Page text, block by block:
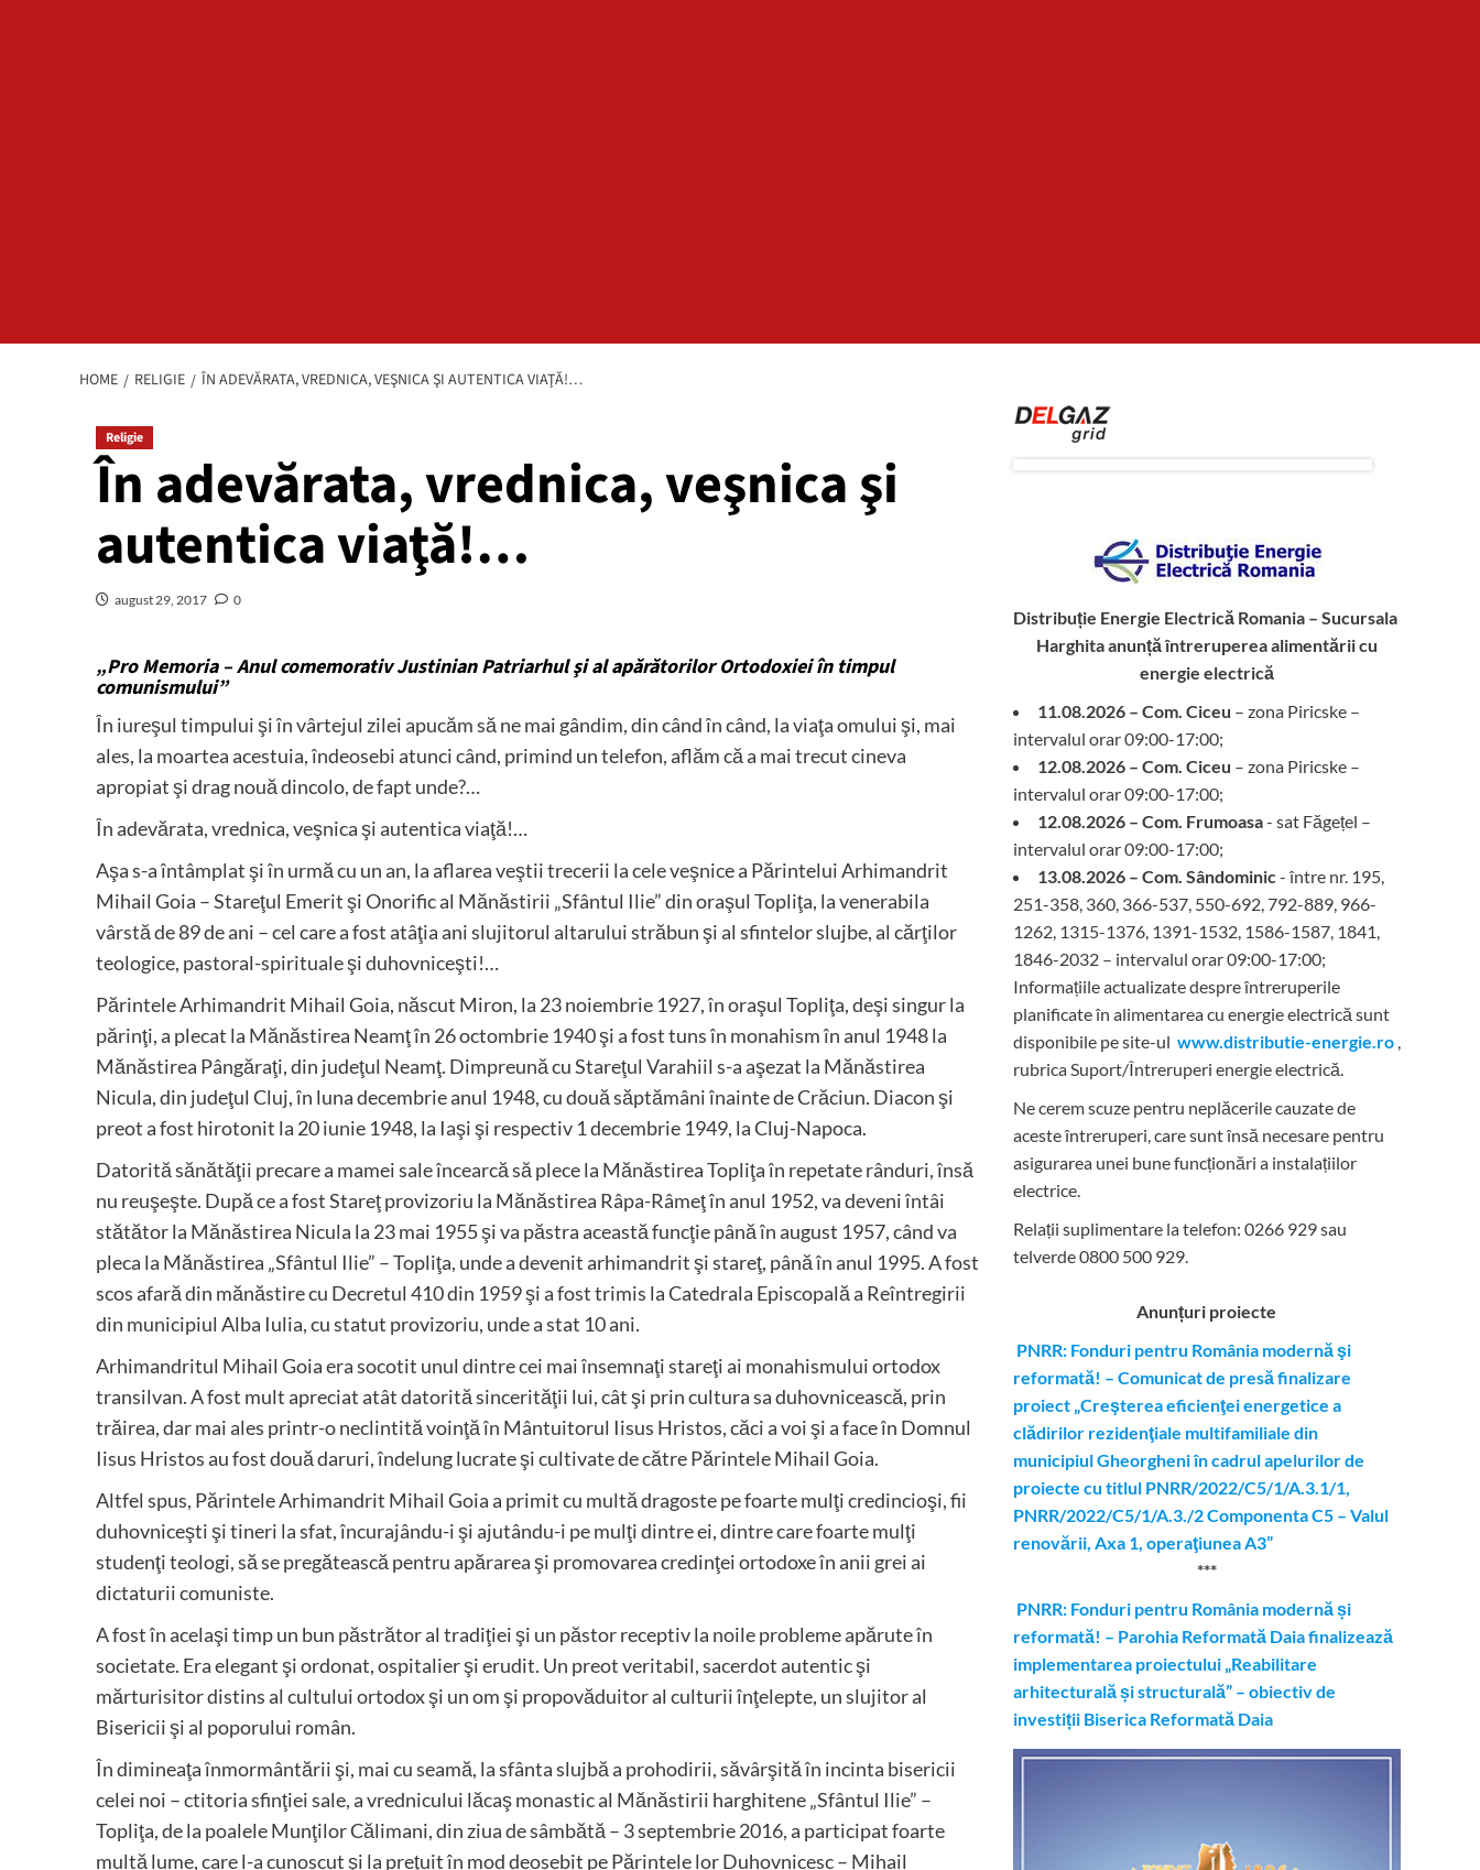
HOME RELIGIE ÎN ADEVĂRATA, VREDNICA, VEŞNICA ŞI AUTENTICA VIAŢĂ!…
Religie
În adevărata, vrednica, veşnica şi
autentica viaţă!…
august 29, 2017 0
„Pro Memoria – Anul comemorativ Justinian Patriarhul şi al apărătorilor Ortodoxiei în timpul
comunismului”
În iureşul timpului şi în vârtejul zilei apucăm să ne mai gândim, din când în când, la viaţa omului şi, mai
ales, la moartea acestuia, îndeosebi atunci când, primind un telefon, aflăm că a mai trecut cineva
apropiat şi drag nouă dincolo, de fapt unde?…
În adevărata, vrednica, veşnica şi autentica viaţă!…
Aşa s-a întâmplat şi în urmă cu un an, la aflarea veştii trecerii la cele veşnice a Părintelui Arhimandrit
Mihail Goia – Stareţul Emerit şi Onorific al Mănăstirii „Sfântul Ilie” din oraşul Topliţa, la venerabila
vârstă de 89 de ani – cel care a fost atâţia ani slujitorul altarului străbun şi al sfintelor slujbe, al cărţilor
teologice, pastoral-spirituale şi duhovniceşti!…
Părintele Arhimandrit Mihail Goia, născut Miron, la 23 noiembrie 1927, în oraşul Topliţa, deşi singur la
părinţi, a plecat la Mănăstirea Neamţ în 26 octombrie 1940 şi a fost tuns în monahism în anul 1948 la
Mănăstirea Pângăraţi, din judeţul Neamţ. Dimpreună cu Stareţul Varahiil s-a aşezat la Mănăstirea
Nicula, din judeţul Cluj, în luna decembrie anul 1948, cu două săptămâni înainte de Crăciun. Diacon şi
preot a fost hirotonit la 20 iunie 1948, la Iaşi şi respectiv 1 decembrie 1949, la Cluj-Napoca.
Datorită sănătăţii precare a mamei sale încearcă să plece la Mănăstirea Topliţa în repetate rânduri, însă
nu reuşeşte. După ce a fost Stareţ provizoriu la Mănăstirea Râpa-Râmeţ în anul 1952, va deveni întâi
stătător la Mănăstirea Nicula la 23 mai 1955 şi va păstra această funcţie până în august 1957, când va
pleca la Mănăstirea „Sfântul Ilie” – Topliţa, unde a devenit arhimandrit şi stareţ, până în anul 1995. A fost
scos afară din mănăstire cu Decretul 410 din 1959 şi a fost trimis la Catedrala Episcopală a Reîntregirii
din municipiul Alba Iulia, cu statut provizoriu, unde a stat 10 ani.
Arhimandritul Mihail Goia era socotit unul dintre cei mai însemnaţi stareţi ai monahismului ortodox
transilvan. A fost mult apreciat atât datorită sincerităţii lui, cât şi prin cultura sa duhovnicească, prin
trăirea, dar mai ales printr-o neclintită voinţă în Mântuitorul Iisus Hristos, căci a voi şi a face în Domnul
Iisus Hristos au fost două daruri, îndelung lucrate şi cultivate de către Părintele Mihail Goia.
Altfel spus, Părintele Arhimandrit Mihail Goia a primit cu multă dragoste pe foarte mulţi credincioşi, fii
duhovniceşti şi tineri la sfat, încurajându-i şi ajutându-i pe mulţi dintre ei, dintre care foarte mulţi
studenţi teologi, să se pregătească pentru apărarea şi promovarea credinţei ortodoxe în anii grei ai
dictaturii comuniste.
A fost în acelaşi timp un bun păstrător al tradiţiei şi un păstor receptiv la noile probleme apărute în
societate. Era elegant şi ordonat, ospitalier şi erudit. Un preot veritabil, sacerdot autentic şi
mărturisitor distins al cultului ortodox şi un om şi propovăduitor al culturii înţelepte, un slujitor al
Bisericii şi al poporului român.
În dimineaţa înmormântării şi, mai cu seamă, la sfânta slujbă a prohodirii, săvârşită în incinta bisericii
celei noi – ctitoria sfinţiei sale, a vrednicului lăcaş monastic al Mănăstirii harghitene „Sfântul Ilie” –
Topliţa, de la poalele Munţilor Călimani, din ziua de sâmbătă – 3 septembrie 2016, a participat foarte
multă lume, care l-a cunoscut şi la preţuit în mod deosebit pe Părintele lor Duhovnicesc – Mihail
Distribuție Energie Electrică Romania – Sucursala
Harghitaanunță întreruperea alimentării cu
energie electrică
11.08.2026 – Com. Ciceu – zona Piricske –
intervalul orar 09:00-17:00;
12.08.2026 – Com. Ciceu – zona Piricske –
intervalul orar 09:00-17:00;
12.08.2026 – Com. Frumoasa- sat Făgețel –
intervalul orar 09:00-17:00;
13.08.2026 – Com. Sândominic- între nr. 195,
251-358, 360, 366-537, 550-692, 792-889, 966-
1262, 1315-1376, 1391-1532, 1586-1587, 1841,
1846-2032 – intervalul orar 09:00-17:00;
Informațiile actualizate despre întreruperile
planificate în alimentarea cu energie electrică sunt
disponibile pe site-ul www.distributie-energie.ro ,
rubrica Suport/Întreruperi energie electrică.
Ne cerem scuze pentru neplăcerile cauzate de
aceste întreruperi, care sunt însă necesare pentru
asigurarea unei bune funcționări a instalațiilor
electrice.
Relații suplimentare la telefon: 0266 929 sau
telverde 0800 500 929.
Anunțuri proiecte
PNRR: Fonduri pentru România modernă şi
reformată! – Comunicat de presă finalizare
proiect „Creşterea eficienţei energetice a
clădirilor rezidenţiale multifamiliale din
municipiul Gheorgheni în cadrul apelurilor de
proiecte cu titlul PNRR/2022/C5/1/A.3.1/1,
PNRR/2022/C5/1/A.3./2 Componenta C5 – Valul
renovării, Axa 1, operaţiunea A3”
***
PNRR: Fonduri pentru România modernă și
reformată! – Parohia Reformată Daia finalizează
implementarea proiectului „Reabilitare
arhitecturală și structurală” – obiectiv de
investiții Biserica Reformată Daia